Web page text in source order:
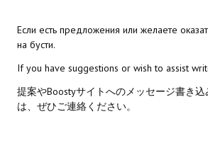
Neverwinter Nights 1
Sacred Ice & Blood
Sims 3
Если есть предложения или желаете
на бусти.
If you have suggestions or wish to assist
提案やBoostyサイトへのメッセージ書き
は、ぜひご連絡ください。